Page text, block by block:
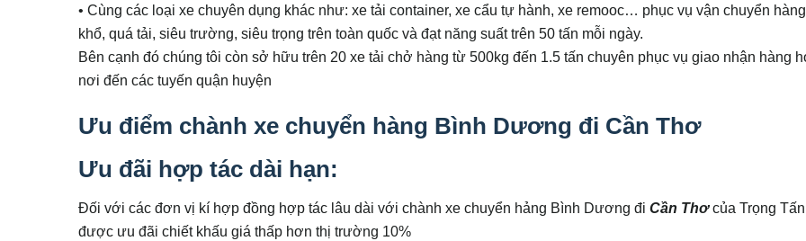
• Cùng các loại xe chuyên dụng khác như: xe tải container, xe cẩu tự hành, xe remooc… phục vụ vận chuyển
khổ, quá tải, siêu trường, siêu trọng trên toàn quốc và đạt năng suất trên 50 tấn mỗi ngày.
Bên cạnh đó chúng tôi còn sở hữu trên 20 xe tải chở hàng từ 500kg đến 1.5 tấn chuyên phục vụ giao nhận hàng
nơi đến các tuyến quận huyện
Ưu điểm chành xe chuyển hàng Bình Dương đi Cần Thơ
Ưu đãi hợp tác dài hạn:
Đối với các đơn vị kí hợp đồng hợp tác lâu dài với chành xe chuyển hảng Bình Dương đi Cần Thơcủa Trọng
được ưu đãi chiết khấu giá thấp hơn thị trường 10%